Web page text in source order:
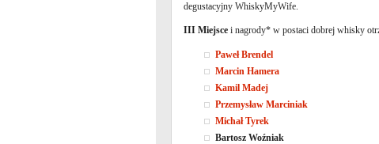
degustacyjny WhiskyMyWife.
III Miejsce i nagrody* w postaci dobrej whisky
Paweł Brendel
Marcin Hamera
Kamil Madej
Przemysław Marciniak
Michał Tyrek
Bartosz Woźniak